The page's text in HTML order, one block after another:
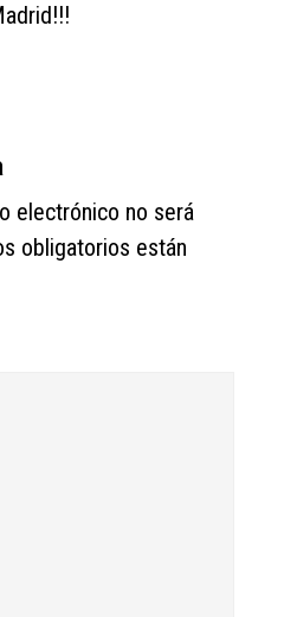
electrónico no será
obligatorios están